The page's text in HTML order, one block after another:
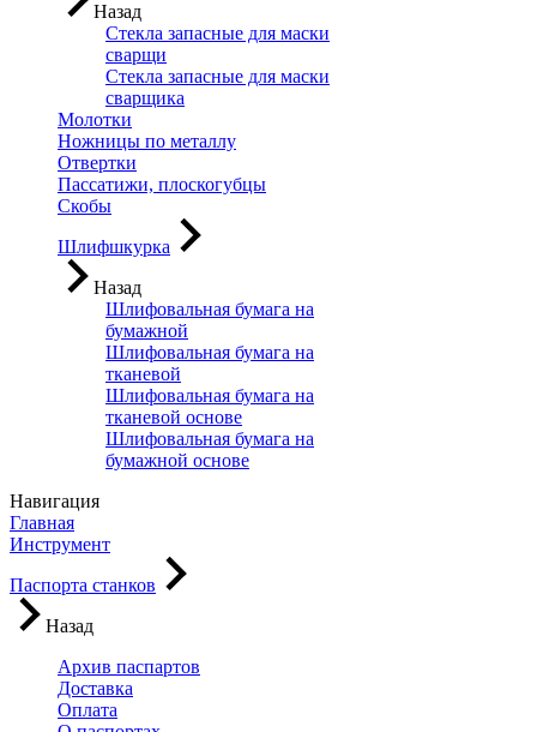
Назад
Стекла запасные для маски
сварщи
Стекла запасные для маски
сварщика
Молотки
Ножницы по металлу
Отвертки
Пассатижи, плоскогубцы
Скобы
Шлифшкурка
Назад
Шлифовальная бумага на
бумажной
Шлифовальная бумага на
тканевой
Шлифовальная бумага на
тканевой основе
Шлифовальная бумага на
бумажной основе
Навигация
Главная
Инструмент
Паспорта станков
Назад
Архив паспартов
Доставка
Оплата